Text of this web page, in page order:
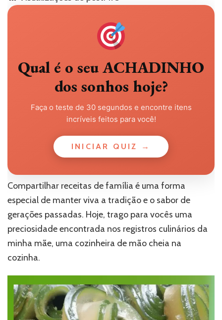
Qual é o seu ACHADINHO
dos sonhos hoje?
Faça o teste de 30 segundos e encontre itens
incríveis feitos para você!
INICIAR QUIZ →
Compartilhar receitas de família é uma forma
especial de manter viva a tradição e o sabor de
gerações passadas. Hoje, trago para vocês uma
preciosidade encontrada nos registros culinários da
minha mãe, uma cozinheira de mão cheia na
cozinha.